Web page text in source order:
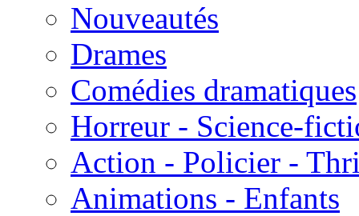
Nouveautés
Drames
Comédies dramatiques
Horreur - Science-
Action - Policier -
Animations - Enfants